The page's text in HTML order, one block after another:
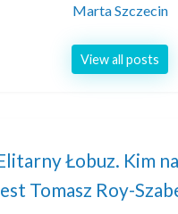
Marta Szczecin
View all posts
Łobuz. Kim
Tomasz Roy-